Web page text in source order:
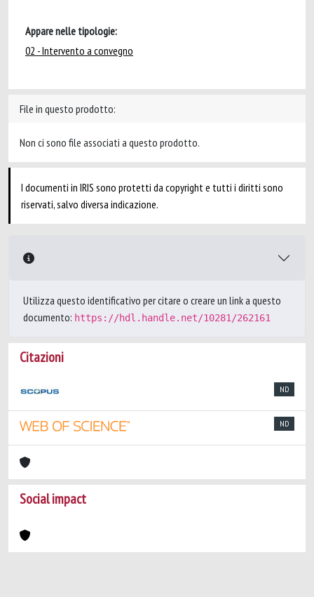
Appare nelle tipologie:
02 - Intervento a convegno
File in questo prodotto:
Non ci sono file associati a questo prodotto.
I documenti in IRIS sono protetti da copyright e tutti i diritti sono
riservati, salvo diversa indicazione.
Utilizza questo identificativo per citare o creare un link a questo
documento: https://hdl.handle.net/10281/262161
Citazioni
ND
ND
Social impact